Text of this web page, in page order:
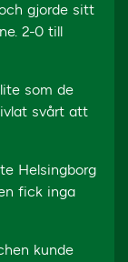
gjorde sitt
2-0 till
som de
svårt att
Helsingborg
fick inga
kunde